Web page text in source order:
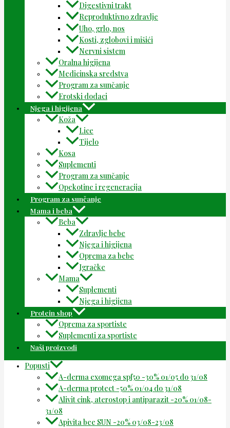
Digestivni trakt
Reproduktivno zdravlje
Uho, grlo, nos
Kosti, zglobovi i mišići
Nervni sistem
Oralna higijena
Medicinska sredstva
Program za sunčanje
Erotski dodaci
Njega i higijena
Koža
Lice
Tijelo
Kosa
Suplementi
Program za sunčanje
Opekotine i regeneracija
Program za sunčanje
Mama i beba
Beba
Zdravlje bebe
Njega i higijena
Oprema za bebe
Igračke
Mama
Suplementi
Njega i higijena
Protein shop
Oprema za sportiste
Suplementi za sportiste
Naši proizvodi
Popusti
A-derma exomega spf50 -30% 01/05 do 31/08
A-derma protect -50% 01/04 do 31/08
Alivit cink, aterostop i antiparazit -20% 01/08-
31/08
Apivita bee SUN -20% 03/08-23/08